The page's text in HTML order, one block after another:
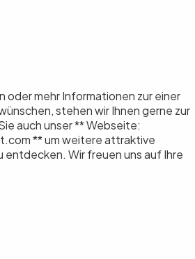
oder mehr Informationen zur einer
stehen wir Ihnen gerne zur
auch unser ** Webseite:
** um weitere attraktive
entdecken. Wir freuen uns auf Ihre